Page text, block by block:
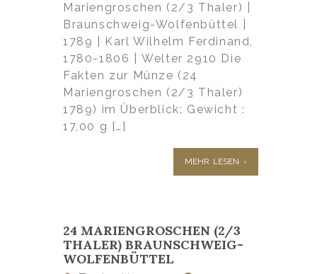
Mariengroschen (2/3 Thaler) |
Braunschweig-Wolfenbüttel |
1789 | Karl Wilhelm Ferdinand,
1780-1806 | Welter 2910 Die
Fakten zur Münze (24
Mariengroschen (2/3 Thaler)
1789) im Überblick: Gewicht :
17,00 g […]
MEHR LESEN ›
24 MARIENGROSCHEN (2/3
THALER) BRAUNSCHWEIG-
WOLFENBÜTTEL